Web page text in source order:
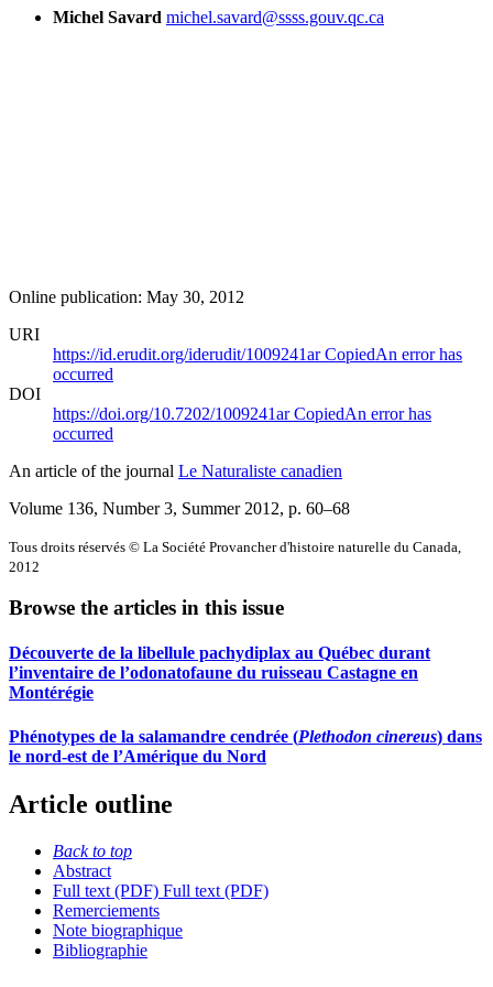
Michel Savard michel.savard@ssss.gouv.qc.ca
Online publication: May 30, 2012
URI
https://id.erudit.org/iderudit/1009241arCopiedAn error has
occurred
DOI
https://doi.org/10.7202/1009241arCopiedAn error has
occurred
An article of the journal Le Naturaliste canadien
Volume 136, Number 3, Summer 2012, p. 60–68
Tous droits réservés © La Société Provancher d'histoire naturelle du Canada,
2012
Browse the articles in this issue
Découverte de la libellule pachydiplax au Québec durant
l’inventaire de l’odonatofaune du ruisseau Castagne en
Montérégie
Phénotypes de la salamandre cendrée (Plethodon cinereus) dans
le nord-est de l’Amérique du Nord
Article outline
Back to top
Abstract
Full text (PDF) Full text (PDF)
Remerciements
Note biographique
Bibliographie